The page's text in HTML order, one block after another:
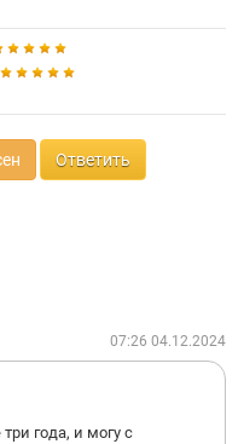
Ответить
07:26 04.12.2024
года, и могу с